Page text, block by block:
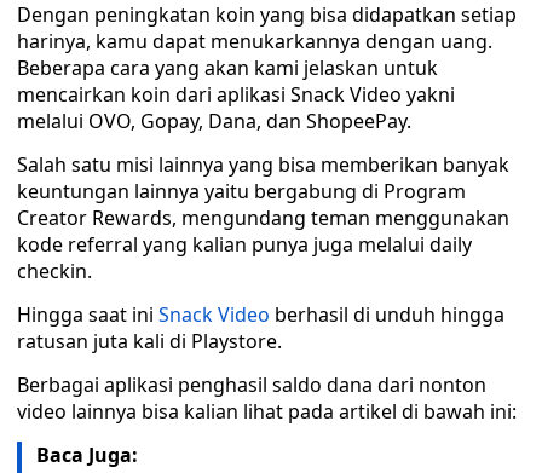
Dengan peningkatan koin yang bisa didapatkan setiap
harinya, kamu dapat menukarkannya dengan uang.
Beberapa cara yang akan kami jelaskan untuk
mencairkan koin dari aplikasi Snack Video yakni
melalui OVO, Gopay, Dana, dan ShopeePay.
Salah satu misi lainnya yang bisa memberikan banyak
keuntungan lainnya yaitu bergabung di Program
Creator Rewards, mengundang teman menggunakan
kode referral yang kalian punya juga melalui daily
checkin.
Hingga saat ini Snack Video berhasil di unduh hingga
ratusan juta kali di Playstore.
Berbagai aplikasi penghasil saldo dana dari nonton
video lainnya bisa kalian lihat pada artikel di bawah ini:
Baca Juga: